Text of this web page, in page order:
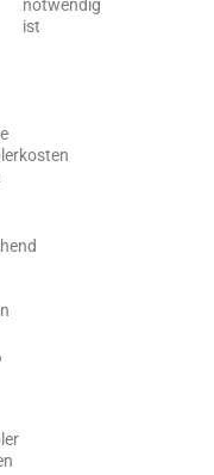
notwendig
ist